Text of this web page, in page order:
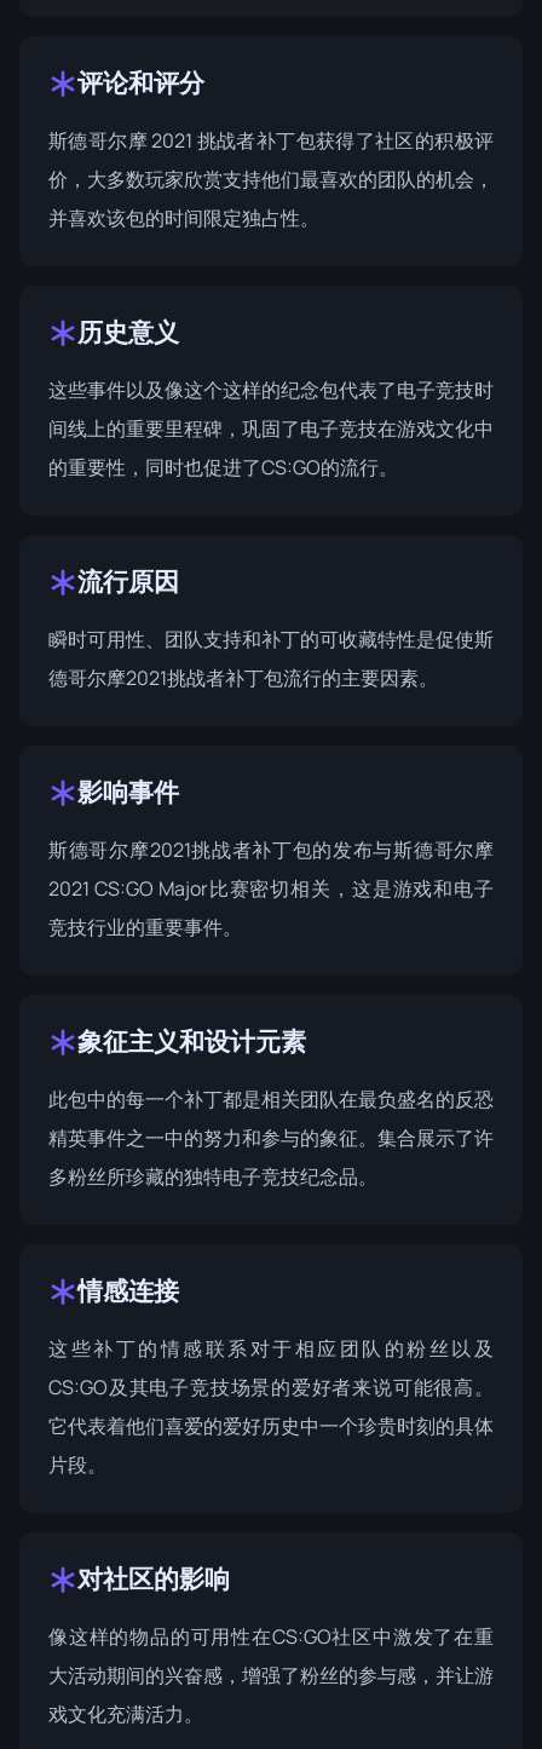
评论和评分
斯德哥尔摩 2021 挑战者补丁包获得了社区的积极评
价，大多数玩家欣赏支持他们最喜欢的团队的机会，
并喜欢该包的时间限定独占性。
历史意义
这些事件以及像这个这样的纪念包代表了电子竞技时
间线上的重要里程碑，巩固了电子竞技在游戏文化中
的重要性，同时也促进了CS:GO的流行。
流行原因
瞬时可用性、团队支持和补丁的可收藏特性是促使斯
德哥尔摩2021挑战者补丁包流行的主要因素。
影响事件
斯德哥尔摩2021挑战者补丁包的发布与斯德哥尔摩
2021 CS:GO Major比赛密切相关，这是游戏和电子
竞技行业的重要事件。
象征主义和设计元素
此包中的每一个补丁都是相关团队在最负盛名的反恐
精英事件之一中的努力和参与的象征。集合展示了许
多粉丝所珍藏的独特电子竞技纪念品。
情感连接
这些补丁的情感联系对于相应团队的粉丝以及
CS:GO及其电子竞技场景的爱好者来说可能很高。
它代表着他们喜爱的爱好历史中一个珍贵时刻的具体
片段。
对社区的影响
像这样的物品的可用性在CS:GO社区中激发了在重
大活动期间的兴奋感，增强了粉丝的参与感，并让游
戏文化充满活力。